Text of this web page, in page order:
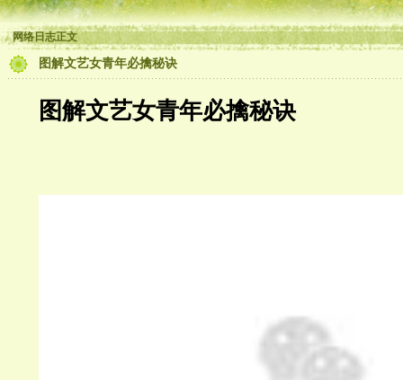
网络日志正文
图解文艺女青年必擒秘诀
图解文艺女青年必擒秘诀